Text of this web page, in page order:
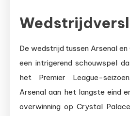
De wedstrijd tussen Arsenal
een intrigerend schouwspel
het Premier League-
Arsenal aan het langste eind
overwinning op Crystal